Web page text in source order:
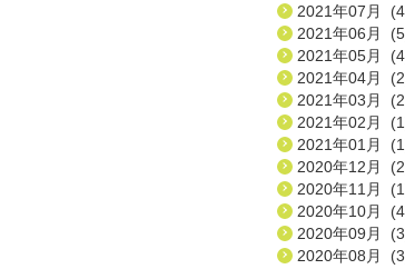
2021年07月
2021年06月
2021年05月
2021年04月
2021年03月
2021年02月
2021年01月
2020年12月
2020年11月
2020年10月
2020年09月
2020年08月